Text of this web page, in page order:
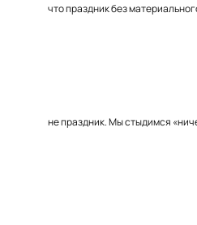
что праздник без
не праздник. Мы стыдимся